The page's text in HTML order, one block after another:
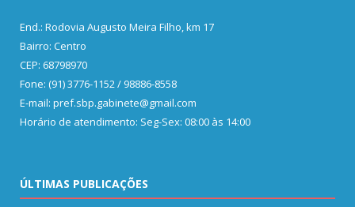
End.: Rodovia Augusto Meira Filho, km 17
Bairro: Centro
CEP: 68798970
Fone: (91) 3776-1152 / 98886-8558
E-mail: pref.sbp.gabinete@gmail.com
Horário de atendimento: Seg-Sex: 08:00 às 14:00
ÚLTIMAS PUBLICAÇÕES